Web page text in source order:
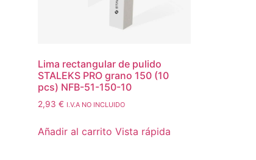
Lima rectangular de pulido
STALEKS PRO grano 150 (10
pcs) NFB-51-150-10
2,93€ I.V.A NO INCLUIDO
Añadir al carrito Vista rápida